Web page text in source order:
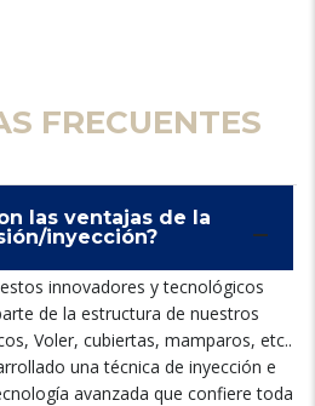
FRECUENTES
las ventajas de la
inyección?
innovadores y tecnológicos
de la estructura de nuestros
, Voler, cubiertas, mamparos, etc..
una técnica de inyección e
avanzada que confiere toda